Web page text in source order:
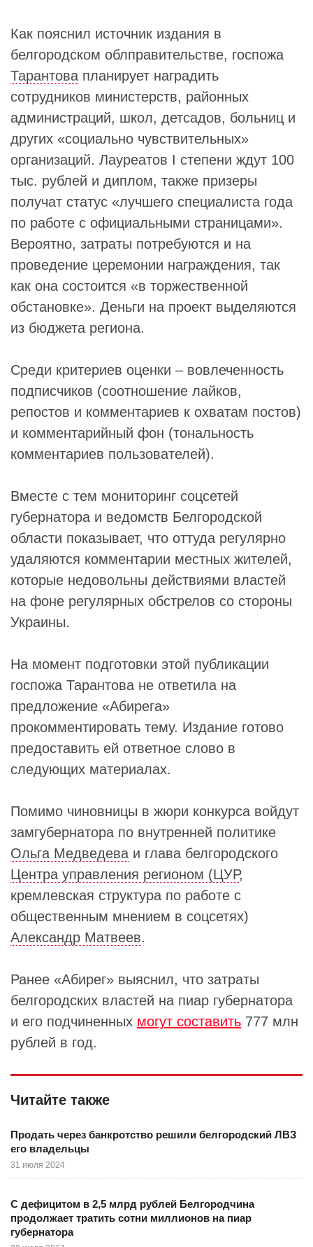
Как пояснил источник издания в
белгородском облправительстве, госпожа
Тарантова планирует наградить
сотрудников министерств, районных
администраций, школ, детсадов, больниц и
других «социально чувствительных»
организаций. Лауреатов I степени ждут 100
тыс. рублей и диплом, также призеры
получат статус «лучшего специалиста года
по работе с официальными страницами».
Вероятно, затраты потребуются и на
проведение церемонии награждения, так
как она состоится «в торжественной
обстановке». Деньги на проект выделяются
из бюджета региона.
Среди критериев оценки – вовлеченность
подписчиков (соотношение лайков,
репостов и комментариев к охватам постов)
и комментарийный фон (тональность
комментариев пользователей).
Вместе с тем мониторинг соцсетей
губернатора и ведомств Белгородской
области показывает, что оттуда регулярно
удаляются комментарии местных жителей,
которые недовольны действиями властей
на фоне регулярных обстрелов со стороны
Украины.
На момент подготовки этой публикации
госпожа Тарантова не ответила на
предложение «Абирега»
прокомментировать тему. Издание готово
предоставить ей ответное слово в
следующих материалах.
Помимо чиновницы в жюри конкурса войдут
замгубернатора по внутренней политике
Ольга Медведева и глава белгородского
Центра управления регионом (ЦУР,
кремлевская структура по работе с
общественным мнением в соцсетях)
Александр Матвеев.
Ранее «Абирег» выяснил, что затраты
белгородских властей на пиар губернатора
и его подчиненных могут составить 777 млн
рублей в год.
Читайте также
Продать через банкротство решили белгородский ЛВЗ
его владельцы
31 июля 2024
С дефицитом в 2,5 млрд рублей Белгородчина
продолжает тратить сотни миллионов на пиар
губернатора